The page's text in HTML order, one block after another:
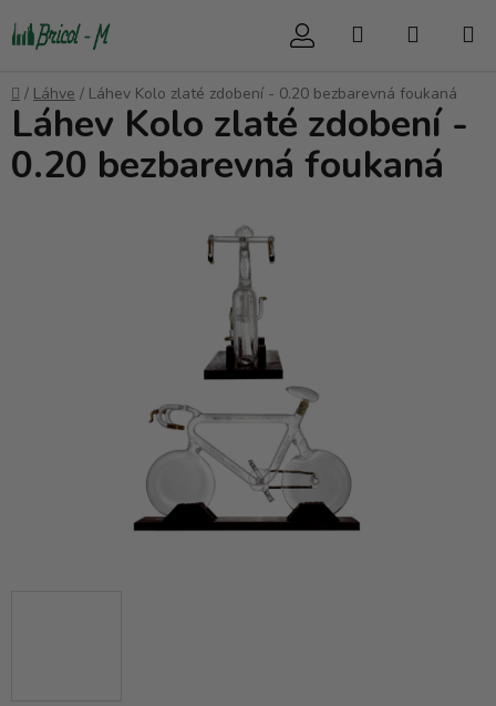
na
Hledat
Domů
/ Láhve / Láhev Kolo zlaté zdobení - 0.20 bezbarevná foukaná
Láhev Kolo zlaté zdobení -
0.20 bezbarevná foukaná